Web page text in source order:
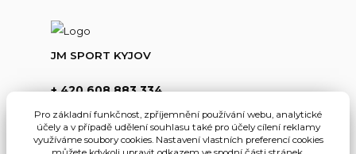
JM SPORT KYJOV
+ 420 608 883 334
info@jmsportkyjov.cz
Pro základní funkčnost, zpříjemnění používání webu, analytické
účely a v případě udělení souhlasu také pro účely cílení reklamy
využíváme soubory cookies. Nastavení vlastních preferencí cookies